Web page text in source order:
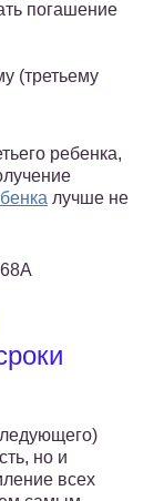
погашение
(третьему
ребенка,
лучше не
но и
всех